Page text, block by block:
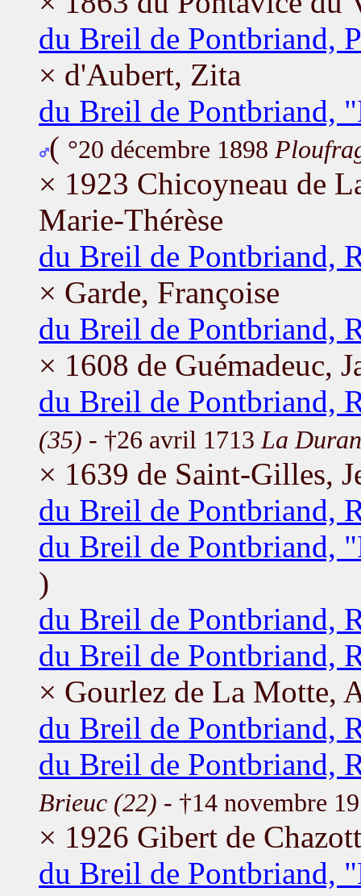
du Breil de Pontbriand,
× d'Aubert, Zita
du Breil de Pontbriand,
( °20 décembre 1898
× 1923 Chicoyneau de
Marie-Thérèse
du Breil de Pontbriand,
× Garde, Françoise
du Breil de Pontbriand,
× 1608 de Guémadeuc,
du Breil de Pontbriand,
(35) - †26 avril 1713 La
× 1639 de Saint-Gilles,
du Breil de Pontbriand,
du Breil de Pontbriand,
)
du Breil de Pontbriand,
du Breil de Pontbriand,
× Gourlez de La Motte,
du Breil de Pontbriand,
du Breil de Pontbriand,
Brieuc (22) - †14 novembre
× 1926 Gibert de
du Breil de Pontbriand,